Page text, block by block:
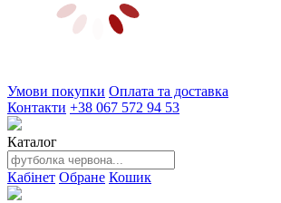
Умови покупки Оплата та доставка
Контакти +38 067 572 94 53
Каталог
Кабінет Обране Кошик